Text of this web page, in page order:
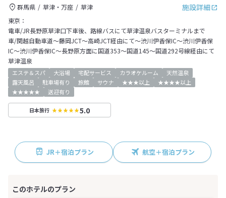
施設詳細
群馬県 草津・万座
草津
東京：
電車/JR長野原草津口下車後、路線バスにて草津温泉バスターミナルまで
車/関越自動車道～藤岡JCT～高崎JCT経由にて～渋川伊香保IC～渋川伊香保
IC～渋川伊香保IC～長野原方面に国道353～国道145～国道292号線経由にて
草津温泉
エステ＆スパ 大浴場 宅配サービス カラオケルーム
天然温泉
露天風呂
駐車場有り 旅館 サウナ ★★★以上
★★★★以上
★★★★★
送迎有り
日本旅行 5.0
JR＋宿泊プラン 航空＋宿泊プラン